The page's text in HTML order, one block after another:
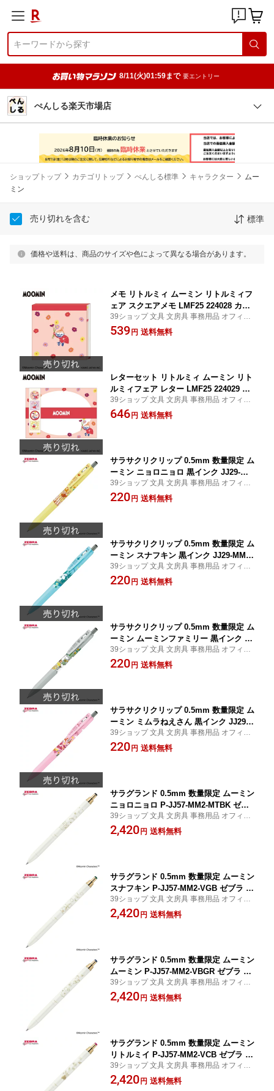
8/11(火)01:59まで 要エントリー
ぺんしる楽天市場店
ショップトップ カテゴリトップ ぺんしる標準 キャラクター
ムー
ミン
売り切れを含む 標準
価格や送料は、商品のサイズや色によって異なる場合があります。
メモ リトルミィ ムーミン リトルミィフ
ェア スクエアメモ LMF25 224028 カミ
オジャパン kamiojapan
39ショップ 文具 文房具 事務用品 オフィス
ステーショナリー 日用品 日用雑貨 ファン
シー 女の子 男の子 景品 イベント
539円 送料無料
レターセット リトルミィ ムーミン リト
ルミィフェア レター LMF25 224029 カ
ミオジャパン kamiojapan
39ショップ 文具 文房具 事務用品 オフィス
ステーショナリー 日用品 日用雑貨 ファン
シー 女の子 男の子 景品 イベント
646円 送料無料
サラサクリクリップ 0.5mm 数量限定 ム
ーミン ニョロニョロ 黒インク JJ29-MM
2-BK1 ゼブラ ZEBRA
39ショップ 文具 文房具 事務用品 オフィス
ステーショナリー 日用品 日用雑貨 ファン
シー 女の子 男の子 景品 イベント
220円 送料無料
サラサクリクリップ 0.5mm 数量限定 ム
ーミン スナフキン 黒インク JJ29-MM2-
BK2 ゼブラ ZEBRA
39ショップ 文具 文房具 事務用品 オフィス
ステーショナリー 日用品 日用雑貨 ファン
シー 女の子 男の子 景品 イベント
220円 送料無料
サラサクリクリップ 0.5mm 数量限定 ム
ーミン ムーミンファミリー 黒インク JJ
29-MM2-BK3 ゼブラ ZEBRA
39ショップ 文具 文房具 事務用品 オフィス
ステーショナリー 日用品 日用雑貨 ファン
シー 女の子 男の子 景品 イベント
220円 送料無料
サラサクリクリップ 0.5mm 数量限定 ム
ーミン ミムラねえさん 黒インク JJ29-
MM2-BK4 ゼブラ ZEBRA
39ショップ 文具 文房具 事務用品 オフィス
ステーショナリー 日用品 日用雑貨 ファン
シー 女の子 男の子 景品 イベント
220円 送料無料
サラグランド 0.5mm 数量限定 ムーミン
ニョロニョロ P-JJ57-MM2-MTBK ゼブ
ラ ZEBRA
39ショップ 文具 文房具 事務用品 オフィス
ステーショナリー 日用品 日用雑貨 ファン
シー 女の子 男の子 景品 イベント
2,420円 送料無料
サラグランド 0.5mm 数量限定 ムーミン
スナフキン P-JJ57-MM2-VGB ゼブラ Z
EBRA
39ショップ 文具 文房具 事務用品 オフィス
ステーショナリー 日用品 日用雑貨 ファン
シー 女の子 男の子 景品 イベント
2,420円 送料無料
サラグランド 0.5mm 数量限定 ムーミン
ムーミン P-JJ57-MM2-VBGR ゼブラ ZE
BRA
39ショップ 文具 文房具 事務用品 オフィス
ステーショナリー 日用品 日用雑貨 ファン
シー 女の子 男の子 景品 イベント
2,420円 送料無料
サラグランド 0.5mm 数量限定 ムーミン
リトルミイ P-JJ57-MM2-VCB ゼブラ Z
EBRA
39ショップ 文具 文房具 事務用品 オフィス
ステーショナリー 日用品 日用雑貨 ファン
シー 女の子 男の子 景品 イベント
2,420円 送料無料